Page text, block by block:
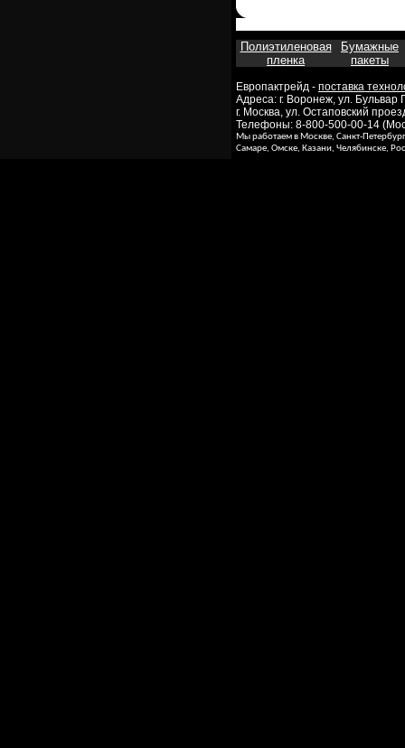
Полиэтиленовая
пленка
Бумажные
пакеты
Европактрейд - поставка
Адреса: г. Воронеж, ул.
г. Москва, ул. Остаповский
Телефоны: 8-800-500-00-14
Мы работаем в Москве, Санкт-
Самаре, Омске, Казани, Челябинске,